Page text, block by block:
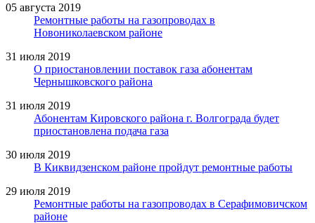
05 августа 2019
Ремонтные работы на газопроводах в
Новониколаевском районе
31 июля 2019
О приостановлении поставок газа абонентам
Чернышковского района
31 июля 2019
Абонентам Кировского района г. Волгограда будет
приостановлена подача газа
30 июля 2019
В Киквидзенском районе пройдут ремонтные работы
29 июля 2019
Ремонтные работы на газопроводах в Серафимовичском
районе